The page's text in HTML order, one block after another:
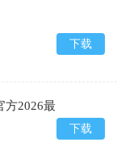
下载
方2026最
下载